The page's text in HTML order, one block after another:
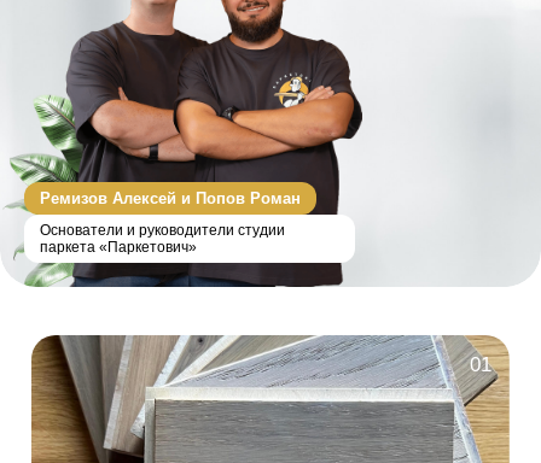
Ремизов Алексей и Попов Роман
Основатели и руководители студии
паркета «Паркетович»
01